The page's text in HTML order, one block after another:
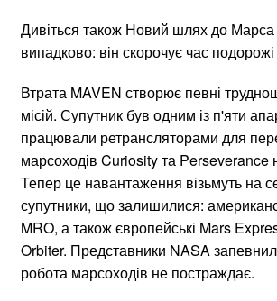
Дивіться також Новий шлях до
випадково: він скорочує час подорожі
Втрата MAVEN створює певні
місій. Супутник був одним із п'яти
працювали ретрансляторами для
марсоходів Curiosity та
Тепер це навантаження візьмуть на
супутники, що залишилися:
MRO, а також європейські Mars
Orbiter. Представники NASA
робота марсоходів не постраждає.